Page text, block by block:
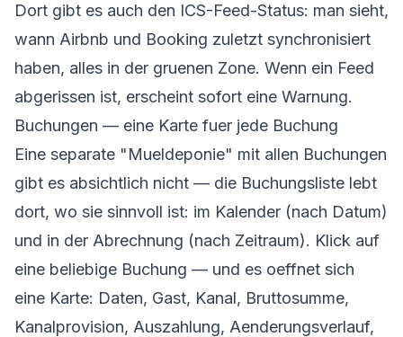
Dort gibt es auch den ICS-Feed-Status: man sieht,
wann Airbnb und Booking zuletzt synchronisiert
haben, alles in der gruenen Zone. Wenn ein Feed
abgerissen ist, erscheint sofort eine Warnung.
Buchungen — eine Karte fuer jede Buchung
Eine separate "Mueldeponie" mit allen Buchungen
gibt es absichtlich nicht — die Buchungsliste lebt
dort, wo sie sinnvoll ist: im Kalender (nach Datum)
und in der Abrechnung (nach Zeitraum). Klick auf
eine beliebige Buchung — und es oeffnet sich
eine Karte: Daten, Gast, Kanal, Bruttosumme,
Kanalprovision, Auszahlung, Aenderungsverlauf,